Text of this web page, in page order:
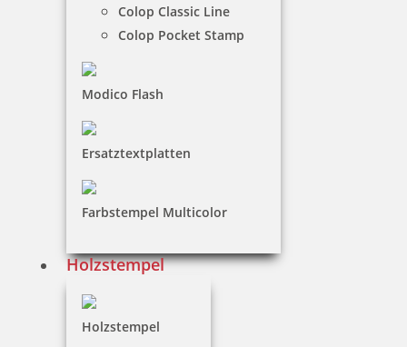
Colop Classic Line
Colop Pocket Stamp
Modico Flash
Ersatztextplatten
Farbstempel Multicolor
Holzstempel
Holzstempel
4 Artikel in der Kategorie
Trodat Printy 4642 Schornsteinfegerstempel rund